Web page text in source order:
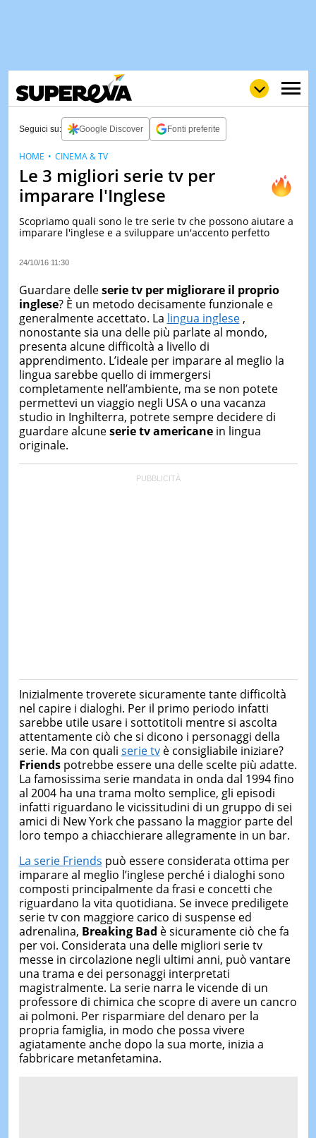
GULPLOVENEWS
STORIE
VIDEO
LE
Seguici su: Google Discover Fonti preferite
Le 3 migliori serie tv per
imparare l'Inglese
Scopriamo quali sono le tre serie tv che possono aiutare a
imparare l'inglese e a sviluppare un'accento perfetto
24/10/16 11:30
HOME CINEMA & TV
Guardare delleserie tv per migliorare il proprio
inglese? È un metodo decisamente funzionale e
generalmente accettato. La lingua inglese,
nonostante sia una delle più parlate al mondo,
presenta alcune difficoltà a livello di
apprendimento. L’ideale per imparare al meglio la
lingua sarebbe quello di immergersi
completamente nell’ambiente, ma se non potete
permettevi un viaggio negli USA o una vacanza
studio in Inghilterra, potrete sempre decidere di
guardare alcuneserie tv americanein lingua
originale.
Inizialmente troverete sicuramente tante difficoltà
nel capire i dialoghi. Per il primo periodo infatti
sarebbe utile usare i sottotitoli mentre si ascolta
attentamente ciò che si dicono i personaggi della
serie. Ma con quali serie tvè consigliabile iniziare?
Friendspotrebbe essere una delle scelte più adatte.
La famosissima serie mandata in onda dal 1994 fino
al 2004 ha una trama molto semplice, gli episodi
infatti riguardano le vicissitudini di un gruppo di sei
amici di New York che passano la maggior parte del
loro tempo a chiacchierare allegramente in un bar.
La serie Friends può essere considerata ottima per
imparare al meglio l’inglese perché i dialoghi sono
composti principalmente da frasi e concetti che
riguardano la vita quotidiana. Se invece prediligete
serie tv con maggiore carico di suspense ed
adrenalina, Breaking Bad è sicuramente ciò che fa
per voi. Considerata una delle migliori serie tv
messe in circolazione negli ultimi anni, può vantare
una trama e dei personaggi interpretati
magistralmente. La serie narra le vicende di un
professore di chimica che scopre di avere un cancro
ai polmoni. Per risparmiare del denaro per la
propria famiglia, in modo che possa vivere
agiatamente anche dopo la sua morte, inizia a
fabbricare metanfetamina.